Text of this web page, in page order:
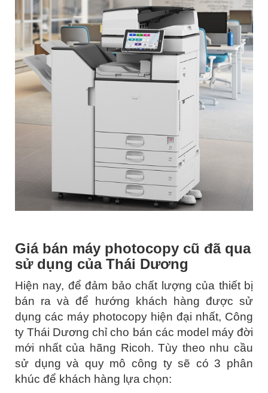
Giá bán máy photocopy cũ đã qua
sử dụng của Thái Dương
Hiện nay, để đảm bảo chất lượng của thiết bị
bán ra và để hướng khách hàng được sử
dụng các máy photocopy hiện đại nhất, Công
ty Thái Dương chỉ cho bán các model máy đời
mới nhất của hãng Ricoh. Tùy theo nhu cầu
sử dụng và quy mô công ty sẽ có 3 phân
khúc để khách hàng lựa chọn: